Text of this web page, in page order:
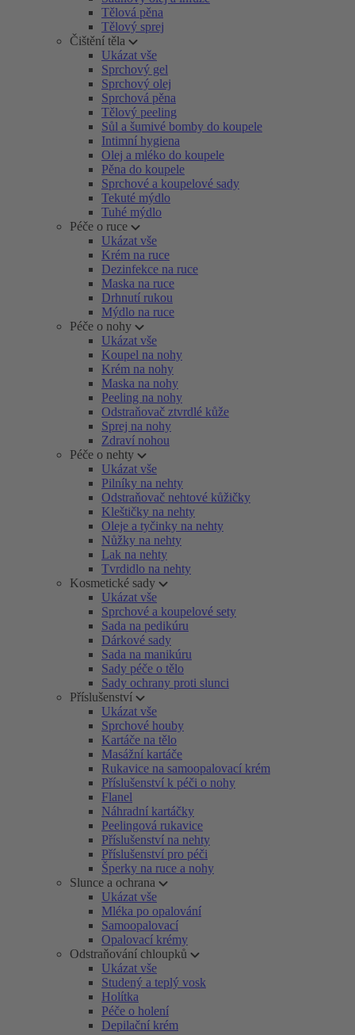
Tělová pěna
Tělový sprej
Čištění těla
Ukázat vše
Sprchový gel
Sprchový olej
Sprchová pěna
Tělový peeling
Sůl a šumivé bomby do koupele
Intimní hygiena
Olej a mléko do koupele
Pěna do koupele
Sprchové a koupelové sady
Tekuté mýdlo
Tuhé mýdlo
Péče o ruce
Ukázat vše
Krém na ruce
Dezinfekce na ruce
Maska na ruce
Drhnutí rukou
Mýdlo na ruce
Péče o nohy
Ukázat vše
Koupel na nohy
Krém na nohy
Maska na nohy
Peeling na nohy
Odstraňovač ztvrdlé kůže
Sprej na nohy
Zdraví nohou
Péče o nehty
Ukázat vše
Pilníky na nehty
Odstraňovač nehtové kůžičky
Kleštičky na nehty
Oleje a tyčinky na nehty
Nůžky na nehty
Lak na nehty
Tvrdidlo na nehty
Kosmetické sady
Ukázat vše
Sprchové a koupelové sety
Sada na pedikúru
Dárkové sady
Sada na manikúru
Sady péče o tělo
Sady ochrany proti slunci
Příslušenství
Ukázat vše
Sprchové houby
Kartáče na tělo
Masážní kartáče
Rukavice na samoopalovací krém
Příslušenství k péči o nohy
Flanel
Náhradní kartáčky
Peelingová rukavice
Příslušenství na nehty
Příslušenství pro péči
Šperky na ruce a nohy
Slunce a ochrana
Ukázat vše
Mléka po opalování
Samoopalovací
Opalovací krémy
Odstraňování chloupků
Ukázat vše
Studený a teplý vosk
Holítka
Péče o holení
Depilační krém